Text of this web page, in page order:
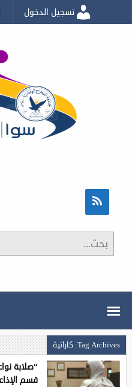
تسجيل الدخول
Tag Archives: كاراتية
“صلابة
قسم